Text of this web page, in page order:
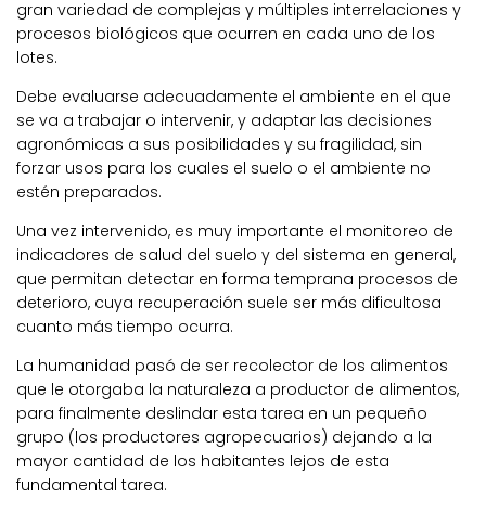
gran variedad de complejas y múltiples interrelaciones y
procesos biológicos que ocurren en cada uno de los
lotes.
Debe evaluarse adecuadamente el ambiente en el que
se va a trabajar o intervenir, y adaptar las decisiones
agronómicas a sus posibilidades y su fragilidad, sin
forzar usos para los cuales el suelo o el ambiente no
estén preparados.
Una vez intervenido, es muy importante el monitoreo de
indicadores de salud del suelo y del sistema en general,
que permitan detectar en forma temprana procesos de
deterioro, cuya recuperación suele ser más dificultosa
cuanto más tiempo ocurra.
La humanidad pasó de ser recolector de los alimentos
que le otorgaba la naturaleza a productor de alimentos,
para finalmente deslindar esta tarea en un pequeño
grupo (los productores agropecuarios) dejando a la
mayor cantidad de los habitantes lejos de esta
fundamental tarea.